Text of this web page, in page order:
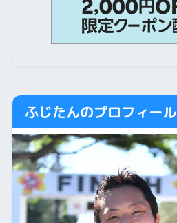
ふじたんのプロフィール